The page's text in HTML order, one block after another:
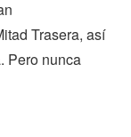
Trasera, así
Pero nunca